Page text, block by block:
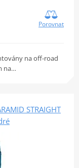
Porovnat
na off-road
na…
STRAIGHT